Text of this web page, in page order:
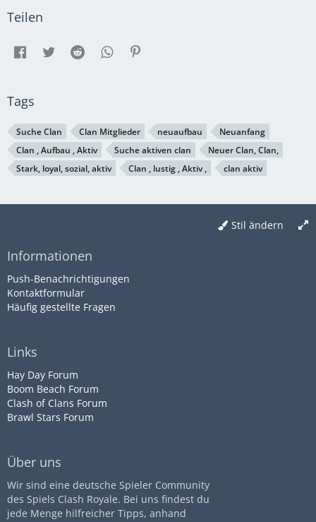
Teilen
Tags
Suche Clan Clan Mitglieder neuaufbau
Neuanfang
Clan , Aufbau , Aktiv
Suche aktiven clan
Neuer Clan, Clan,
Stark, loyal, sozial, aktiv
Clan , lustig , Aktiv , clan aktiv
Stil ändern
Informationen
Push-Benachrichtigungen
Kontaktformular
Häufig gestellte Fragen
Links
Hay Day Forum
Boom Beach Forum
Clash of Clans Forum
Brawl Stars Forum
Über uns
Wir sind eine deutsche Spieler Community
des Spiels Clash Royale. Bei uns findest du
jede Menge hilfreicher Tipps, anhand